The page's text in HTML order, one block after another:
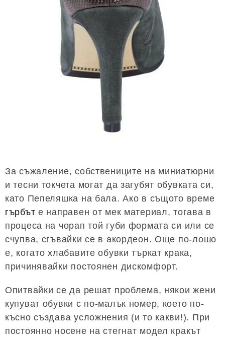
За съжаление, собствениците на миниатюрни
и тесни токчета могат да загубят обувката си,
като Пепеляшка на бала. Ако в същото време
гърбът е направен от мек материал, тогава в
процеса на чорап той губи формата си или се
счупва, сгъвайки се в акордеон. Още по-лошо
е, когато хлабавите обувки търкат крака,
причинявайки постоянен дискомфорт.
Опитвайки се да решат проблема, някои жени
купуват обувки с по-малък номер, което по-
късно създава усложнения (и то какви!). При
постоянно носене на стегнат модел кракът